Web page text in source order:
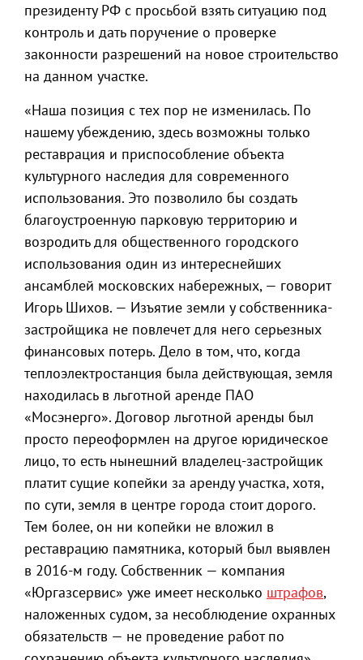
президенту РФ с просьбой взять ситуацию под
контроль и дать поручение о проверке
законности разрешений на новое строительство
на данном участке.
«Наша позиция с тех пор не изменилась. По
нашему убеждению, здесь возможны только
реставрация и приспособление объекта
культурного наследия для современного
использования. Это позволило бы создать
благоустроенную парковую территорию и
возродить для общественного городского
использования один из интереснейших
ансамблей московских набережных, — говорит
Игорь Шихов. — Изъятие земли у собственника-
застройщика не повлечет для него серьезных
финансовых потерь. Дело в том, что, когда
теплоэлектростанция была действующая, земля
находилась в льготной аренде ПАО
«Мосэнерго». Договор льготной аренды был
просто переоформлен на другое юридическое
лицо, то есть нынешний владелец-застройщик
платит сущие копейки за аренду участка, хотя,
по сути, земля в центре города стоит дорого.
Тем более, он ни копейки не вложил в
реставрацию памятника, который был выявлен
в 2016-м году. Собственник — компания
«Юргазсервис» уже имеет несколько штрафов,
наложенных судом, за несоблюдение охранных
обязательств — не проведение работ по